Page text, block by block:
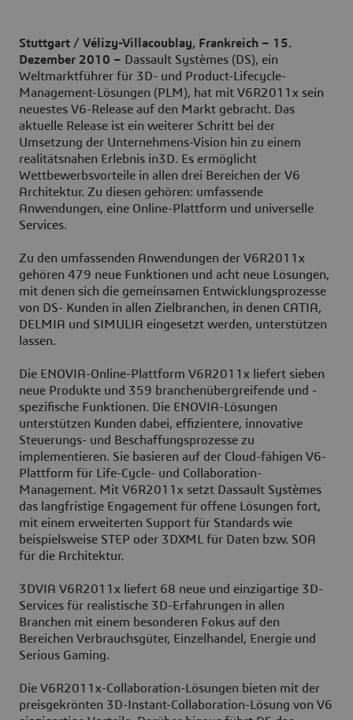
Stuttgart / Vélizy-Villacoublay, Frankreich – 15.
Dezember 2010 – Dassault Systèmes (DS), ein
Weltmarktführer für 3D- und Product-Lifecycle-
Management-Lösungen (PLM), hat mit V6R2011x sein
neuestes V6-Release auf den Markt gebracht. Das
aktuelle Release ist ein weiterer Schritt bei der
Umsetzung der Unternehmens-Vision hin zu einem
realitätsnahen Erlebnis in3D. Es ermöglicht
Wettbewerbsvorteile in allen drei Bereichen der V6
Architektur. Zu diesen gehören: umfassende
Anwendungen, eine Online-Plattform und universelle
Services.
Zu den umfassenden Anwendungen der V6R2011x
gehören 479 neue Funktionen und acht neue Lösungen,
mit denen sich die gemeinsamen Entwicklungsprozesse
von DS- Kunden in allen Zielbranchen, in denen CATIA,
DELMIA und SIMULIA eingesetzt werden, unterstützen
lassen.
Die ENOVIA-Online-Plattform V6R2011x liefert sieben
neue Produkte und 359 branchenübergreifende und -
spezifische Funktionen. Die ENOVIA-Lösungen
unterstützen Kunden dabei, effizientere, innovative
Steuerungs- und Beschaffungsprozesse zu
implementieren. Sie basieren auf der Cloud-fähigen V6-
Plattform für Life-Cycle- und Collaboration-
Management. Mit V6R2011x setzt Dassault Systèmes
das langfristige Engagement für offene Lösungen fort,
mit einem erweiterten Support für Standards wie
beispielsweise STEP oder 3DXML für Daten bzw. SOA
für die Architektur.
3DVIA V6R2011x liefert 68 neue und einzigartige 3D-
Services für realistische 3D-Erfahrungen in allen
Branchen mit einem besonderen Fokus auf den
Bereichen Verbrauchsgüter, Einzelhandel, Energie und
Serious Gaming.
Die V6R2011x-Collaboration-Lösungen bieten mit der
preisgekrönten 3D-Instant-Collaboration-Lösung von V6